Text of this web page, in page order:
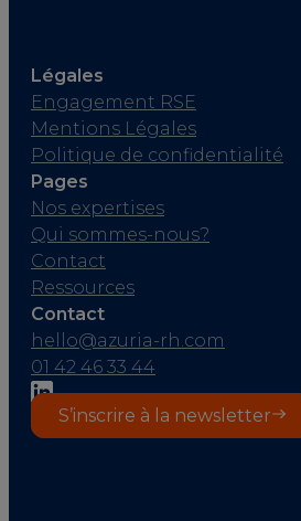
Légales
Engagement RSE
Mentions Légales
Politique de confidentialité
Pages
Nos expertises
Qui sommes-nous?
Contact
Ressources
Contact
hello@azuria-rh.com
01 42 46 33 44
S’inscrire à la newsletter